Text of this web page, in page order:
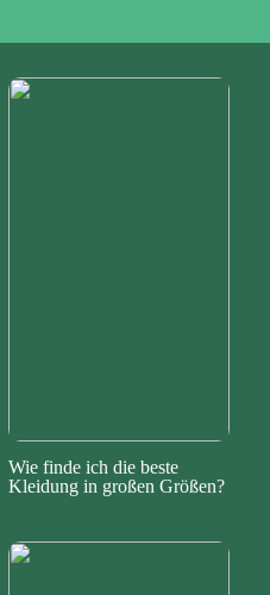
Wie finde ich die beste
Kleidung in großen Größen?